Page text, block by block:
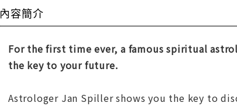
內容簡介
For the first time ever, a famous spiritual
the key to your future.
Astrologer Jan Spiller shows you the key to